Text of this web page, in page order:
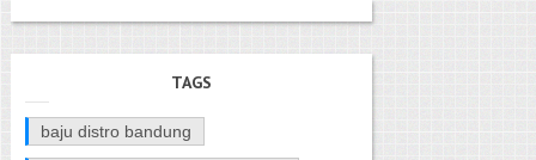
TAGS
baju distro bandung